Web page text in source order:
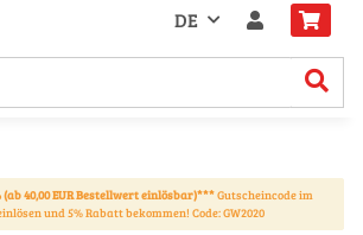
DE
(ab 40,00 EUR Bestellwert einlösbar)***Gutscheincode im
und 5% Rabatt bekommen! Code: GW2020